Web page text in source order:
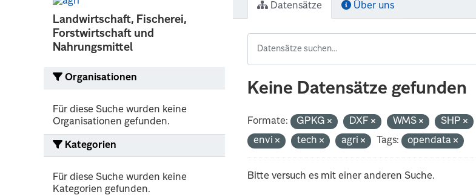
Landwirtschaft, Fischerei,
Forstwirtschaft und
Nahrungsmittel
Organisationen
Für diese Suche wurden keine
Organisationen gefunden.
Kategorien
Für diese Suche wurden keine
Kategorien gefunden.
Datensätze Über uns
Keine Datensätze gefunden
Formate: GPKG DXF WMS SHP
envi
tech agri Tags: opendata
Bitte versuch es mit einer anderen Suche.